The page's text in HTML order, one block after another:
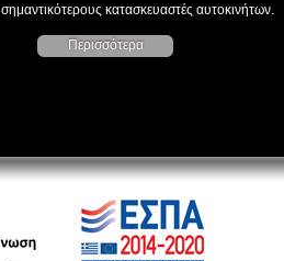
σημαντικότερους κατασκευαστές αυτοκινήτων.
Περισσότερα